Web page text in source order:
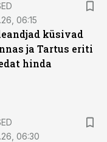
06:15
küsivad
ja Tartus eriti
hinda
06:30